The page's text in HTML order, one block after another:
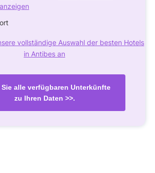
vollständige Auswahl der besten Hotels
in Antibes an
Sie alle verfügbaren Unterkünfte
zu Ihren Daten >>.